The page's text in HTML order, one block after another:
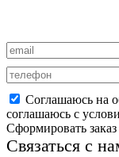
Соглашаюсь на
соглашаюсь с
Сформировать заказ
Связаться с